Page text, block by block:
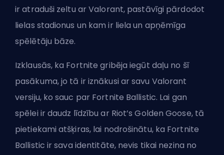
ir atraduši zeltu ar Valorant, pastāvīgi pārdodot
lielas stadionus un kam ir liela un apņēmīga
spēlētāju bāze.
Izklausās, ka Fortnite gribēja iegūt daļu no šī
pasākuma, jo tā ir iznākusi ar savu Valorant
versiju, ko sauc par Fortnite Ballistic. Lai gan
spēlei ir daudz līdzību ar Riot’s Golden Goose, tā
pietiekami atšķiras, lai nodrošinātu, ka Fortnite
Ballistic ir sava identitāte, nevis tikai nezina no